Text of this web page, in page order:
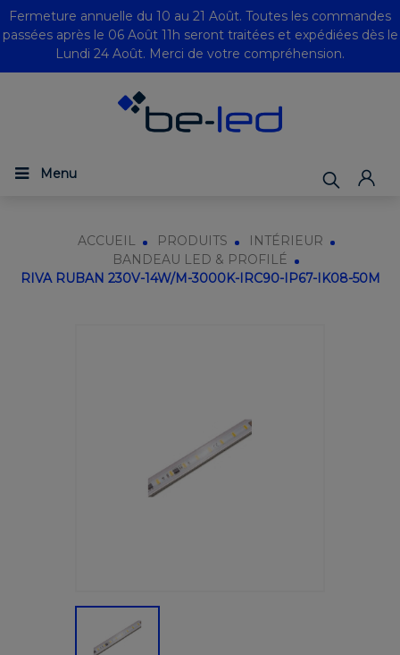
Fermeture annuelle du 10 au 21 Août. Toutes les commandes
passées après le 06 Août 11h seront traitées et expédiées dès le
Lundi 24 Août. Merci de votre compréhension.
Menu
ACCUEIL PRODUITS
INTÉRIEUR
BANDEAU LED & PROFILÉ
RIVA RUBAN 230V-14W/M-3000K-IRC90-IP67-IK08-50M